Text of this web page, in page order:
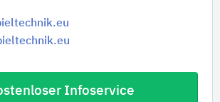
Infoservice